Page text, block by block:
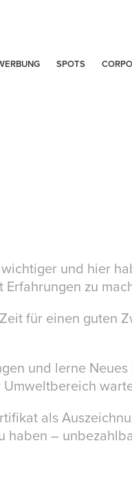
SPOTS
und hier
zu
für einen guten
und lerne
als
haben –